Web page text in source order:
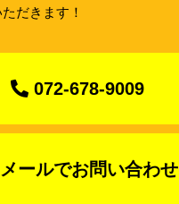
だきます！
072-678-9009
メールでお問い合わせ